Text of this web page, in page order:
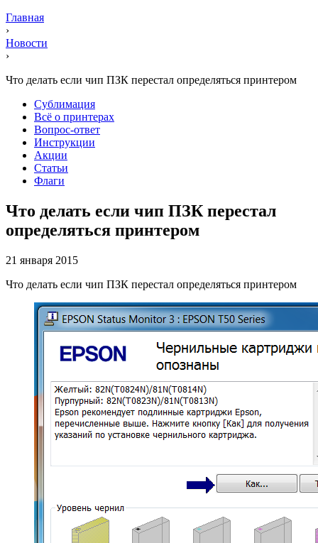
Главная
›
Новости
›
Что делать если чип ПЗК перестал определяться принтером
Сублимация
Всё о принтерах
Вопрос-ответ
Инструкции
Акции
Статьи
Флаги
Что делать если чип ПЗК перестал
определяться принтером
21 января 2015
Что делать если чип ПЗК перестал определяться принтером